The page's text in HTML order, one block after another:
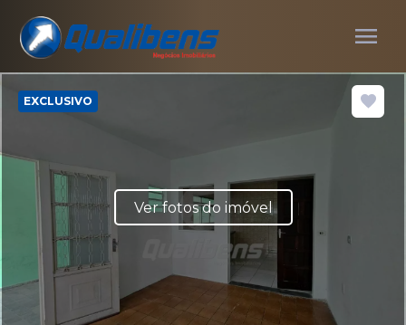
menu
EXCLUSIVO
Ver fotos do imóvel